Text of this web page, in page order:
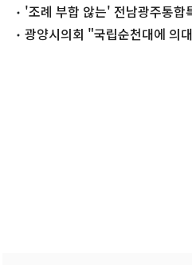
추진"
'조례 부합 않는' 전남광주통합
고 광양시의회 "국립순천대에 의